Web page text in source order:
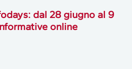
dal 28 giugno al 9
online